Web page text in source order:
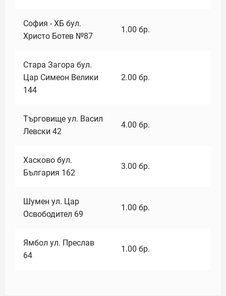
София - ХБ бул.
Христо Ботев №87
1.00 бр.
Стара Загора бул.
Цар Симеон Велики
144
2.00 бр.
Търговище ул. Васил
Левски 42
4.00 бр.
Хасково бул.
България 162
3.00 бр.
Шумен ул. Цар
Освободител 69
1.00 бр.
Ямбол ул. Преслав
64
1.00 бр.